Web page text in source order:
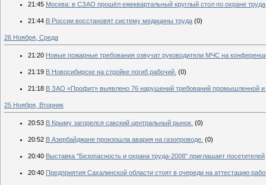
21:45 Москва: в СЗАО прошёл ежеквартальный круглый стол по охране труда
21:44 В России восстановят систему медицины труда (0)
26 Ноября, Среда
21:20 Новые пожарные требования озвучат руководители МЧС на
21:19 В Новосибирске на стройке погиб рабочий. (0)
21:18 В ЗАО «Профит» выявлено 76 нарушений требований промышленной и
25 Ноября, Вторник
20:53 В Крыму загорелся сакский центральный рынок. (0)
20:52 В Азербайджане произошла авария на газопроводе. (0)
20:40 Выставка "Безопасность и охрана труда-2008" приглашает посетителей
20:40 Предприятия Сахалинской области стоят в очереди на аттестацию